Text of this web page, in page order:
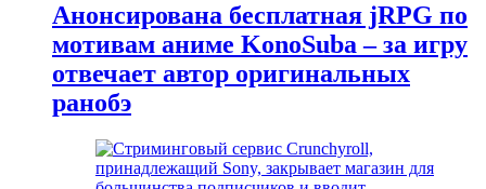
Анонсирована бесплатная jRPG по
мотивам аниме KonoSuba – за игру
отвечает автор оригинальных
ранобэ